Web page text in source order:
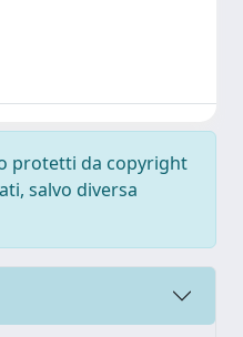
protetti da copyright
salvo diversa